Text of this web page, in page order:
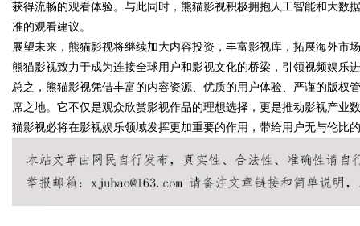
!
Bo
获得流畅的观看体验。与此同时，熊猫影视积极拥抱人工智能和大数
准的观看建议。
展望未来，熊猫影视将继续加大内容投资，丰富影视库，拓展海外市
熊猫影视致力于成为连接全球用户和影视文化的桥梁，引领视频娱乐
总之，熊猫影视凭借丰富的内容资源、优质的用户体验、严谨的版权
席之地。它不仅是观众欣赏影视作品的理想选择，更是推动影视产业
猫影视必将在影视娱乐领域发挥更加重要的作用，带给用户无与伦比